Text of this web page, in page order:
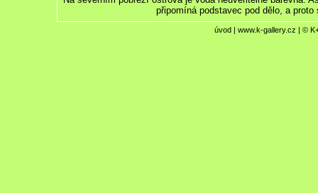
připomíná podstavec pod dělo, a proto
úvod| www.k-gallery.cz | ©